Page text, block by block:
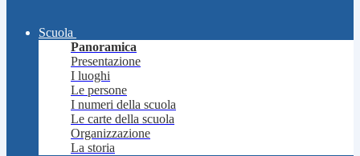
Scuola
Panoramica
Presentazione
I luoghi
Le persone
I numeri della scuola
Le carte della scuola
Organizzazione
La storia